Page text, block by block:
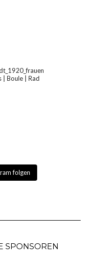
| Boule | Rad
folgen
SPONSOREN